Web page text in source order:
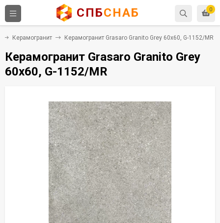
0
СПБСНАБ
Керамогранит Керамогранит Grasaro Granito Grey 60x60, G-1152/MR
Керамогранит Grasaro Granito Grey
60x60, G-1152/MR